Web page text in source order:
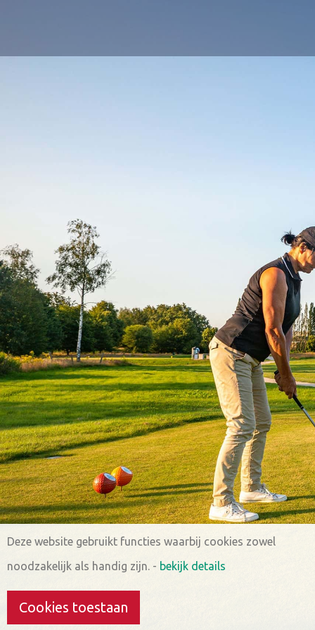
Deze website gebruikt functies waarbij cookies zowel
noodzakelijk als handig zijn. - bekijk details
Cookies toestaan